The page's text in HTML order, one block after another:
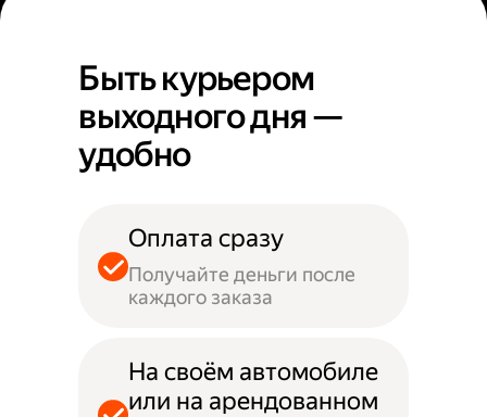
Быть курьером
выходного дня —
удобно
Оплата сразу
Получайте деньги после
каждого заказа
На своём автомобиле
или на арендованном